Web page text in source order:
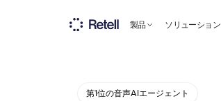
製品 ソリューション
第1位の音声AIエージェント